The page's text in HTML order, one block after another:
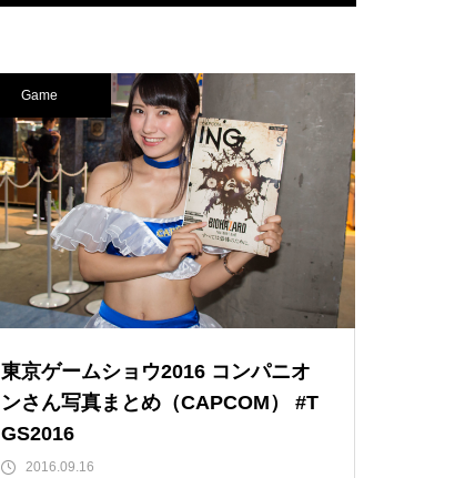
Game
東京ゲームショウ2016 コンパニオ
ンさん写真まとめ（CAPCOM） #T
GS2016
2016.09.16